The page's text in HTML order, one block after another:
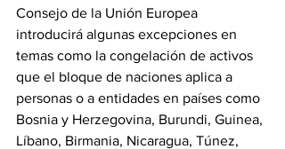
Consejo de la Unión Europea
introducirá algunas excepciones en
temas como la congelación de activos
que el bloque de naciones aplica a
personas o a entidades en países como
Bosnia y Herzegovina, Burundi, Guinea,
Líbano, Birmania, Nicaragua, Túnez,